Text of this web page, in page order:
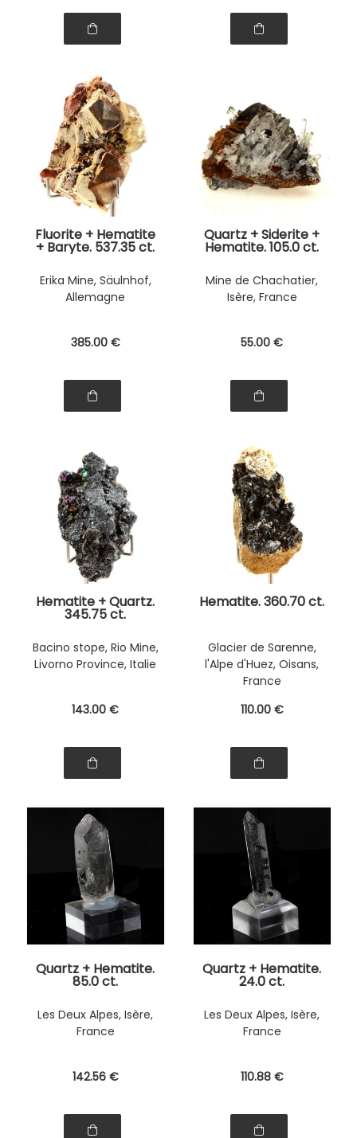
Fluorite + Hematite
+ Baryte. 537.35 ct.
Erika Mine, Säulnhof,
Allemagne
385.00 €
Quartz + Siderite +
Hematite. 105.0 ct.
Mine de Chachatier,
Isère, France
55.00 €
Hematite + Quartz.
345.75 ct.
Bacino stope, Rio Mine,
Livorno Province, Italie
143.00 €
Hematite. 360.70 ct.
Glacier de Sarenne,
l'Alpe d'Huez, Oisans,
France
110.00 €
Quartz + Hematite.
85.0 ct.
Les Deux Alpes, Isère,
France
142.56 €
Quartz + Hematite.
24.0 ct.
Les Deux Alpes, Isère,
France
110.88 €